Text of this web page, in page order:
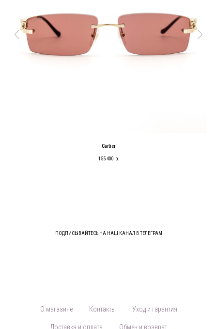
Cartier
155 400 р.
ПОДПИСЫВАЙТЕСЬ НА НАШ КАНАЛ В ТЕЛЕГРАМ
О магазине Контакты Уход и гарантия
Доставка и оплата Обмен и возврат